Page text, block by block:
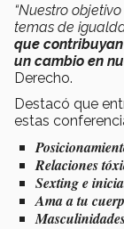
“Nuestro
temas de
que
un cambio en
Derecho.
Destacó que
estas
Relaciones
Sexting e
Ama a tu